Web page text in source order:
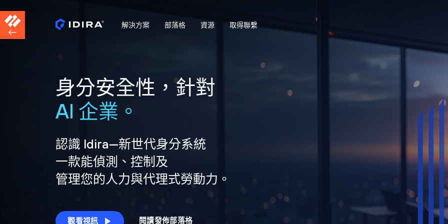
解決方案 部落格 資源 取得聯繫
身分安全性，針對
AI 企業。
認識 Idira—新世代身分系統
一款能偵測、控制及
管理您的人力與代理式勞動力。
觀看視訊 閱讀發佈部落格